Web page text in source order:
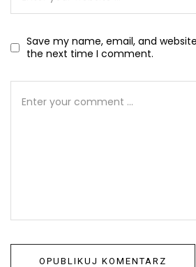
Save my name, email, and
the next time I comment.